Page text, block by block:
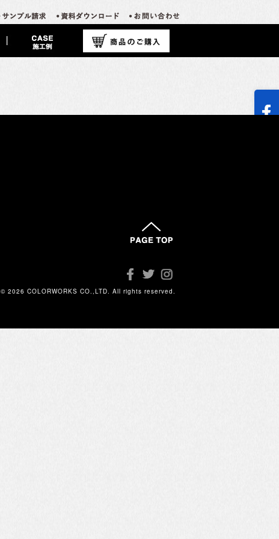
© 2026 COLORWORKS CO.,LTD. All rights reserved.